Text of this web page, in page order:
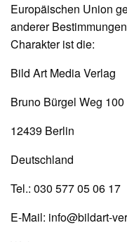
Europäischen Union
anderer
Charakter ist die:
Bild Art Media Verlag
Bruno Bürgel Weg 100
12439 Berlin
Deutschland
Tel.: 030 577 05 06 17
E-Mail: info@bildart-